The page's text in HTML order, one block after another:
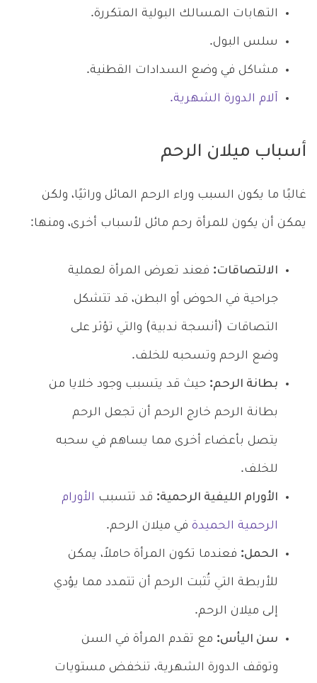
التهابات المسالك البولية المتكررة.
سلس البول.
مشاكل في وضع السدادات القطنية.
آلام الدورة الشهرية.
أسباب ميلان الرحم
غالبًا ما يكون السبب وراء الرحم المائل وراثيًا، ولكن
يمكن أن يكون للمرأة رحم مائل لأسباب أخرى، ومنها:
الالتصاقات: فعند تعرض المرأة لعملية
جراحية في الحوض أو البطن، قد تتشكل
التصاقات (أنسجة ندبية) والتي تؤثر على
وضع الرحم وتسحبه للخلف.
بطانة الرحم: حيث قد يتسبب وجود خلايا من
بطانة الرحم خارج الرحم أن تجعل الرحم
يتصل بأعضاء أخرى مما يساهم في سحبه
للخلف.
الأورام الليفية الرحمية: قد تتسبب الأورام
الرحمية الحميدة في ميلان الرحم.
الحمل: فعندما تكون المرأة حاملاً، يمكن
للأربطة التي تُثبت الرحم أن تتمدد مما يؤدي
إلى ميلان الرحم.
سن اليأس: مع تقدم المرأة في السن
وتوقف الدورة الشهرية، تنخفض مستويات